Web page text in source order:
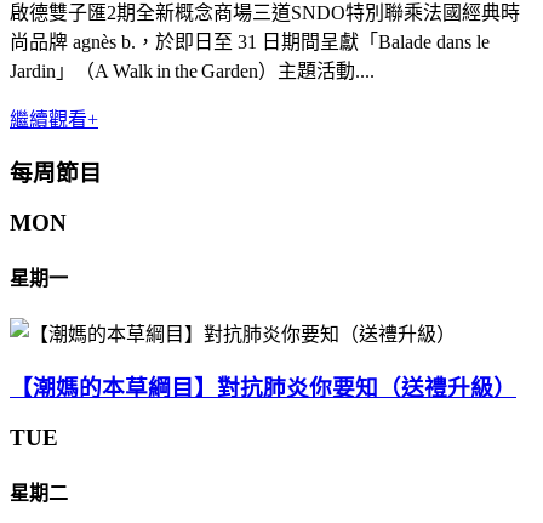
啟德雙子匯2期全新概念商場三道SNDO特別聯乘法國經典時
尚品牌 agnès b.，於即日至 31 日期間呈獻「Balade dans le
Jardin」（A Walk in the Garden）主題活動....
繼續觀看+
每周節目
MON
星期一
【潮媽的本草綱目】對抗肺炎你要知（送禮升級）
TUE
星期二